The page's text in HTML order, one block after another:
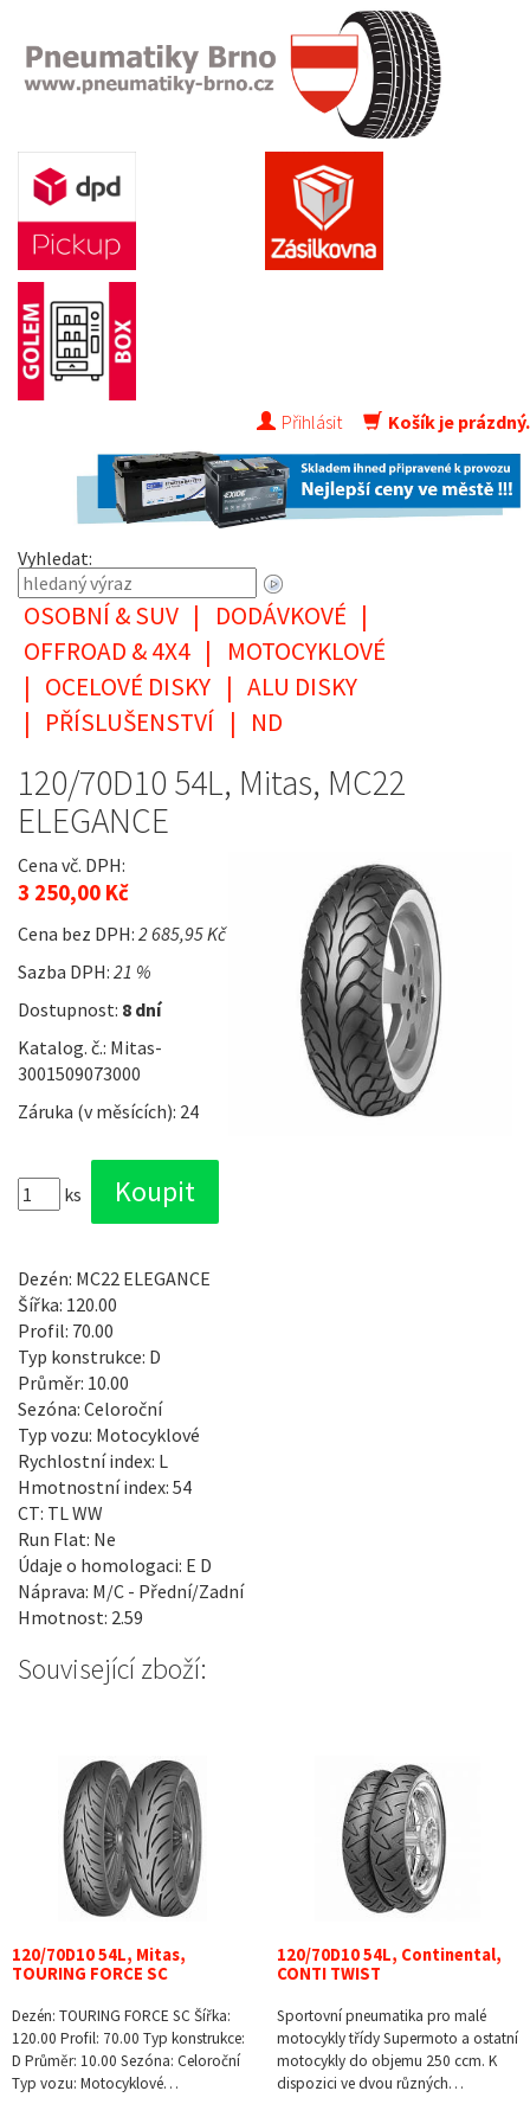
Přihlásit Košík je prázdný.
Vyhledat:
OSOBNÍ & SUV | DODÁVKOVÉ |
OFFROAD & 4X4 |
MOTOCYKLOVÉ
| OCELOVÉ DISKY | ALU DISKY
| PŘÍSLUŠENSTVÍ | ND
120/70D10 54L, Mitas, MC22
ELEGANCE
Cena vč. DPH:
3 250,00 Kč
Cena bez DPH: 2 685,95 Kč
Sazba DPH: 21 %
Dostupnost: 8 dní
Katalog. č.: Mitas-
3001509073000
Záruka (v měsících): 24
ks
Dezén: MC22 ELEGANCE
Šířka: 120.00
Profil: 70.00
Typ konstrukce: D
Průměr: 10.00
Sezóna: Celoroční
Typ vozu: Motocyklové
Rychlostní index: L
Hmotnostní index: 54
CT: TL WW
Run Flat: Ne
Údaje o homologaci: E D
Náprava: M/C - Přední/Zadní
Hmotnost: 2.59
Související zboží:
120/70D10 54L, Mitas,
TOURING FORCE SC
Dezén: TOURING FORCE SC Šířka:
120.00 Profil: 70.00 Typ konstrukce:
D Průměr: 10.00 Sezóna: Celoroční
Typ vozu: Motocyklové…
120/70D10 54L, Continental,
CONTI TWIST
Sportovní pneumatika pro malé
motocykly třídy Supermoto a ostatní
motocykly do objemu 250 ccm. K
dispozici ve dvou různých…